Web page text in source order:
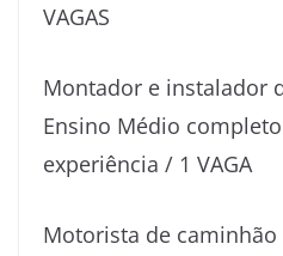
VAGAS
Montador e instalador
Ensino Médio
experiência / 1 VAGA
Motorista de caminhão